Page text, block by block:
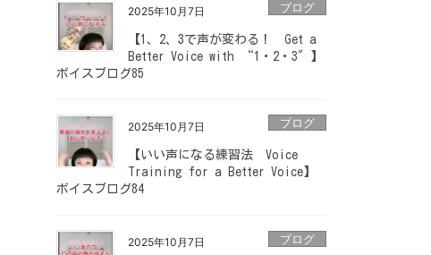
2025年10月7日 ブログ
【1、2、3で声が変わる！ Get a
Better Voice with “1・2・3″】
ボイスブログ85
2025年10月7日 ブログ
【いい声になる練習法 Voice
Training for a Better Voice】
ボイスブログ84
2025年10月7日 ブログ